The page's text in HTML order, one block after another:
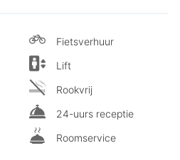
Fietsverhuur
Lift
Rookvrij
24-uurs receptie
Roomservice